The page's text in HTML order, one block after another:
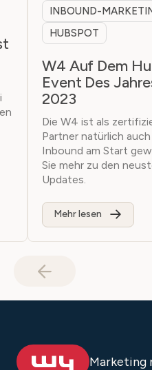
INBOUND-
HUBSPOT
W4 Auf Dem
Event Des
2023
Die W4 ist als
Partner natürlich
Inbound am Start
Sie mehr zu den
Updates.
Mehr lesen
Marketing